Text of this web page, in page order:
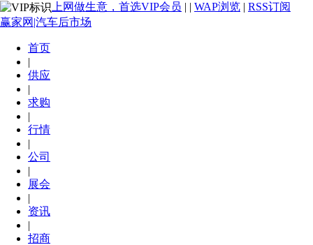
上网做生意，首选VIP会员 | | WAP浏览 | RSS订阅
赢家网|汽车后市场
首页
|
供应
|
求购
|
行情
|
公司
|
展会
|
资讯
|
招商